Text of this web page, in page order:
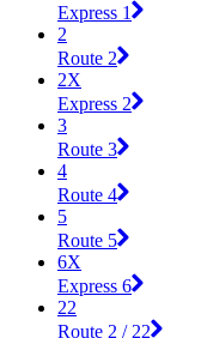
Express 1
2
Route 2
2X
Express 2
3
Route 3
4
Route 4
5
Route 5
6X
Express 6
22
Route 2 / 22